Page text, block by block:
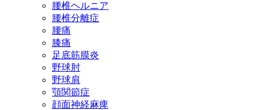
腰椎ヘルニア
腰椎分離症
腰痛
膝痛
足底筋膜炎
野球肘
野球肩
顎関節症
顔面神経麻痺